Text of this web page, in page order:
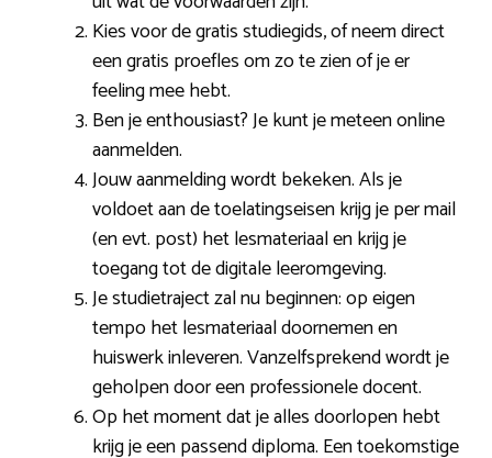
Kies voor de gratis studiegids, of neem direct
een gratis proefles om zo te zien of je er
feeling mee hebt.
Ben je enthousiast? Je kunt je meteen online
aanmelden.
Jouw aanmelding wordt bekeken. Als je
voldoet aan de toelatingseisen krijg je per mail
(en evt. post) het lesmateriaal en krijg je
toegang tot de digitale leeromgeving.
Je studietraject zal nu beginnen: op eigen
tempo het lesmateriaal doornemen en
huiswerk inleveren. Vanzelfsprekend wordt je
geholpen door een professionele docent.
Op het moment dat je alles doorlopen hebt
krijg je een passend diploma. Een toekomstige